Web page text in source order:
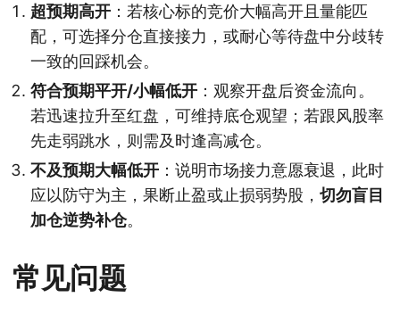
超预期高开 ：若核心标的竞价大幅高开且量能匹
配，可选择分仓直接接力，或耐心等待盘中分歧转
一致的回踩机会。
符合预期平开/小幅低开 ：观察开盘后资金流向。
若迅速拉升至红盘，可维持底仓观望；若跟风股率
先走弱跳水，则需及时逢高减仓。
不及预期大幅低开 ：说明市场接力意愿衰退，此时
应以防守为主，果断止盈或止损弱势股， 切勿盲目
加仓逆势补仓。
常见问题